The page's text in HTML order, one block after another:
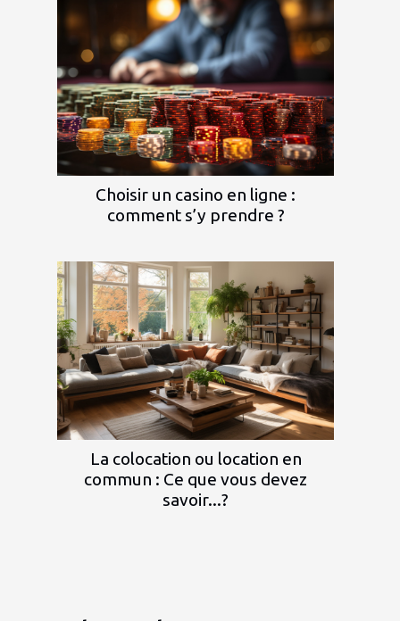
Choisir un casino en ligne :
comment s’y prendre ?
La colocation ou location en
commun : Ce que vous devez
savoir...?